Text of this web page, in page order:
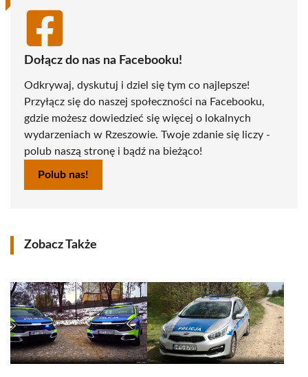
Dołącz do nas na Facebooku!
Odkrywaj, dyskutuj i dziel się tym co najlepsze!
Przyłącz się do naszej społeczności na Facebooku,
gdzie możesz dowiedzieć się więcej o lokalnych
wydarzeniach w Rzeszowie. Twoje zdanie się liczy -
polub naszą stronę i bądź na bieżąco!
Polub nas!
Zobacz Także